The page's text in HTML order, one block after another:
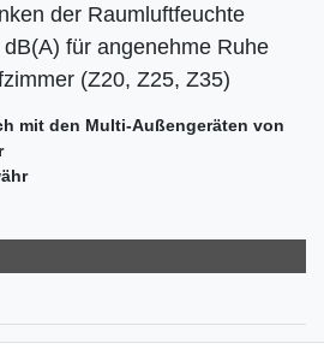
der Raumluftfeuchte
für angenehme Ruhe
(Z20, Z25, Z35)
mit den Multi-Außengeräten von